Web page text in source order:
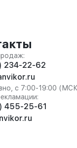
234-22-62
с 7:00-19:00
455-25-61